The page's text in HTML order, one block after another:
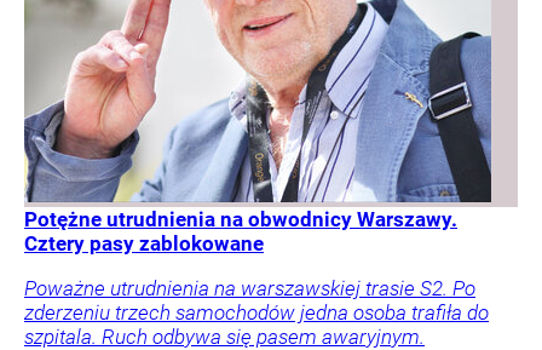
Potężne utrudnienia na obwodnicy Warszawy.
Cztery pasy zablokowane
Poważne utrudnienia na warszawskiej trasie S2. Po
zderzeniu trzech samochodów jedna osoba trafiła do
szpitala. Ruch odbywa się pasem awaryjnym.